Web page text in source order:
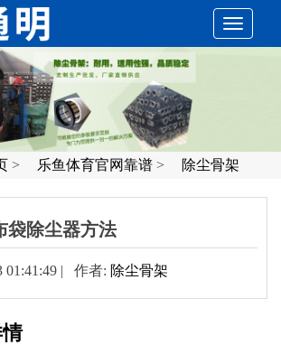
切
导
> 乐鱼体育官网靠谱 > 除尘骨架
袋除尘器方法
01:41:49 | 作者: 除尘骨架